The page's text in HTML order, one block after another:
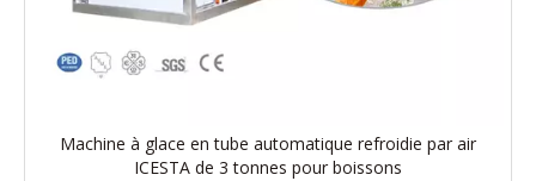
Machine à glace en tube automatique refroidie par air
ICESTA de 3 tonnes pour boissons